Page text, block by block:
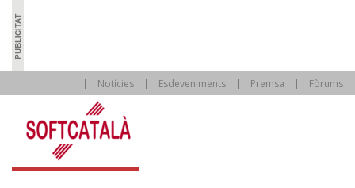
Notícies Esdeveniments Premsa Fòrums